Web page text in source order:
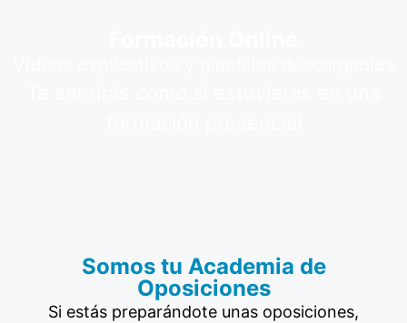
Somos tu Academia de
Oposiciones​
Si estás preparándote unas oposiciones,